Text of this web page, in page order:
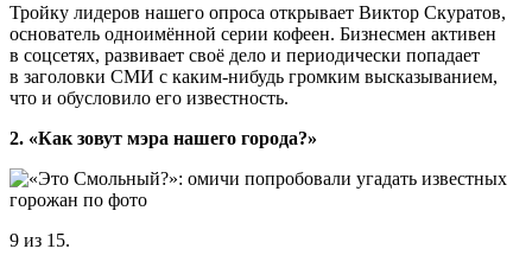
Тройку лидеров нашего опроса открывает Виктор Скуратов,
основатель одноимённой серии кофеен. Бизнесмен активен
в соцсетях, развивает своё дело и периодически попадает
в заголовки СМИ с каким-нибудь громким высказыванием,
что и обусловило его известность.
2. «Как зовут мэра нашего города?»
9 из 15.